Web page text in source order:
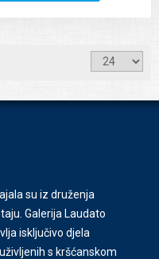
su iz druženja
Galerija Laudato
isključivo djela
s kršćanskom